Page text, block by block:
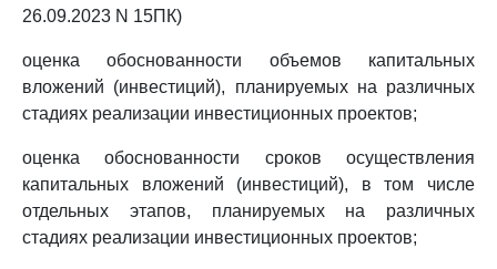
26.09.2023 N 15ПК)
оценка обоснованности объемов капитальных
вложений (инвестиций), планируемых на различных
стадиях реализации инвестиционных проектов;
оценка обоснованности сроков осуществления
капитальных вложений (инвестиций), в том числе
отдельных этапов, планируемых на различных
стадиях реализации инвестиционных проектов;